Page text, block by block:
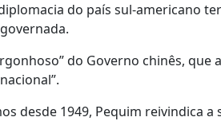
do país sul-americano
do Governo chinês, que
desde 1949, Pequim reivindica a